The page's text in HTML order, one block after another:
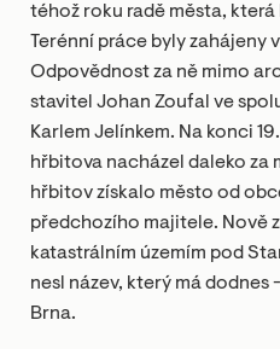
téhož roku radě města,
Terénní práce byly zahájeny
Odpovědnost za ně mimo
stavitel Johan Zoufal ve
Karlem Jelínkem. Na konci
hřbitova nacházel daleko za
hřbitov získalo město od
předchozího majitele. Nově
katastrálním územím pod
nesl název, který má
Brna.